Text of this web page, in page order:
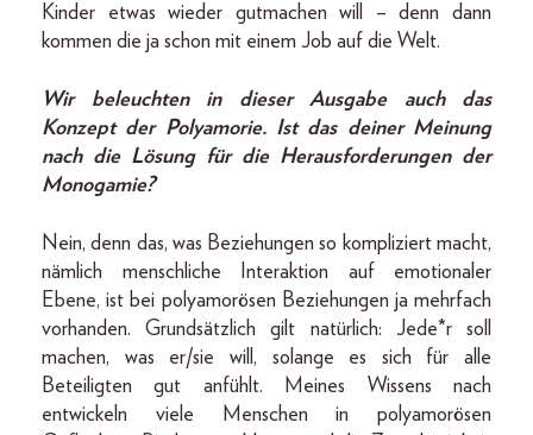
Kinder etwas wieder gutmachen will – denn dann
kommen die ja schon mit einem Job auf die Welt.
Wir beleuchten in dieser Ausgabe auch das
Konzept der Polyamorie. Ist das deiner Meinung
nach die Lösung für die He­rausforderungen der
Monogamie?
Nein, denn das, was Beziehungen so kompliziert macht,
nämlich menschliche Interaktion auf emotionaler
Ebene, ist bei polyamorösen Beziehungen ja mehrfach
vorhanden. Grundsätzlich gilt natürlich: Jede*r soll
machen, was er/sie will, solange es sich für alle
Beteiligten gut anfühlt. Meines Wissens nach
entwickeln viele Menschen in polyamorösen